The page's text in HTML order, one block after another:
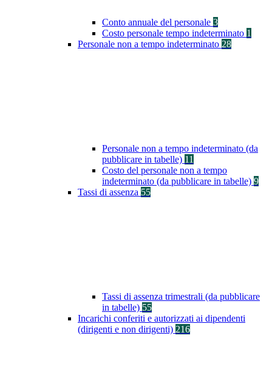
Conto annuale del personale 3
Costo personale tempo indeterminato 1
Personale non a tempo indeterminato 28
Personale non a tempo indeterminato (da
pubblicare in tabelle) 11
Costo del personale non a tempo
indeterminato (da pubblicare in tabelle) 9
Tassi di assenza 55
Tassi di assenza trimestrali (da pubblicare
in tabelle) 55
Incarichi conferiti e autorizzati ai dipendenti
(dirigenti e non dirigenti) 216